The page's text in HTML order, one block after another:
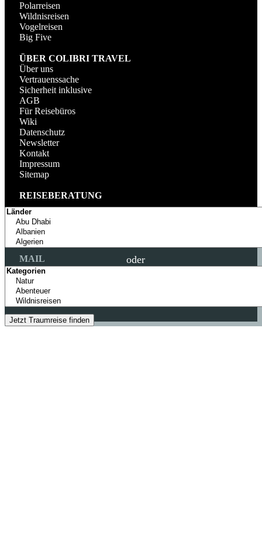
oder
Polarreisen
Wildnisreisen
Vogelreisen
Big Five
ÜBER COLIBRI TRAVEL
Über uns
Vertrauenssache
Sicherheit inklusive
AGB
Für Reisebüros
Wiki
Datenschutz
Newsletter
Kontakt
Impressum
Sitemap
REISEBERATUNG
TELEFON
+49 (0) 89 69393228
MO - SA: 9 - 20 UHR
MAIL
info@colibri-travel.de